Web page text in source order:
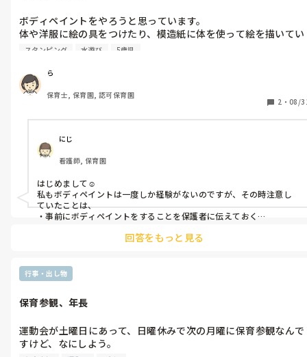
ボディペイントをやろうと思っています。
体や洋服に絵の具をつけたり、模造紙に体を使って絵を描いてい
きたいと考えています。絵はスイミーとか海系にしたいです。
かなと思っているのでが、何かこういう活動がおもしろかったと
か注意点とかありますか？
ボディペイントは前の園でやっていたのですが、今回の園は初め
ての試みらしくて…
スタンピング 水遊び 5歳児
ら
保育士, 保育園, 認可保育園
2 ・ 08/
にじ
看護師, 保育園
はじめまして☺️
私もボディペイントは一度しか経験がないのですが、その時注意し
ていたことは、
・事前にボディペイントをすることを保護者に伝えておく
・ボディペイントが苦手な園児がいたら無理はさせない
皆が楽しんでボディペイントに参加出来ると良いですね☺️
良い思い出になりますように☺️
回答をもっと見る
行事・出し物
保育参観、年長
運動会が土曜日にあって、日曜休みで次の月曜に保育参観なんで
すけど、なにしよう。